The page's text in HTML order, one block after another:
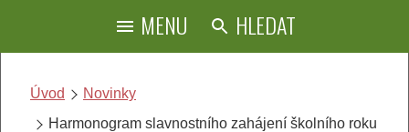
MENU HLEDAT
Úvod
Novinky
Harmonogram slavnostního zahájení školního roku